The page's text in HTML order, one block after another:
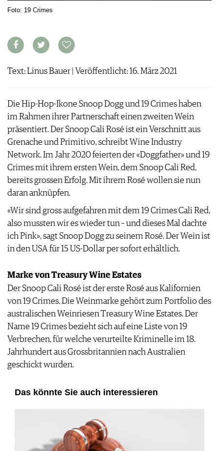
VORTEILSWELT
GEWINNSPIELE
TRINKREIFETABELLE
ABO
WEINSUCHE
NEWSLETTER
WINE TRADE CLUB
REDAKTION
JOBS
WERBUNG
IMPRESSUM
Foto: 19 Crimes
Text: Linus Bauer | Veröffentlicht: 16. März 2021
Die Hip-Hop-Ikone Snoop Dogg und 19 Crimes haben
im Rahmen ihrer Partnerschaft einen zweiten Wein
präsentiert. Der Snoop Cali Rosé ist ein Verschnitt aus
Grenache und Primitivo, schreibt Wine Industry
Network. Im Jahr 2020 feierten der «Doggfather» und 19
Crimes mit ihrem ersten Wein, dem Snoop Cali Red,
bereits grossen Erfolg. Mit ihrem Rosé wollen sie nun
daran anknüpfen.
«Wir sind gross aufgefahren mit dem 19 Crimes Cali Red,
also mussten wir es wieder tun – und dieses Mal dachte
ich Pink», sagt Snoop Dogg zu seinem Rosé. Der Wein ist
in den USA für 15 US-Dollar per sofort erhältlich.
Marke von Treasury Wine Estates
Der Snoop Cali Rosé ist der erste Rosé aus Kalifornien
von 19 Crimes. Die Weinmarke gehört zum Portfolio des
australischen Weinriesen Treasury Wine Estates. Der
Name 19 Crimes bezieht sich auf eine Liste von 19
Verbrechen, für welche verurteilte Kriminelle im 18.
Jahrhundert aus Grossbritannien nach Australien
geschickt wurden.
Das könnte Sie auch interessieren